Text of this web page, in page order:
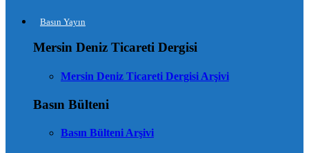
Basın Yayın
Mersin Deniz Ticareti Dergisi
Mersin Deniz Ticareti Dergisi Arşivi
Basın Bülteni
Basın Bülteni Arşivi